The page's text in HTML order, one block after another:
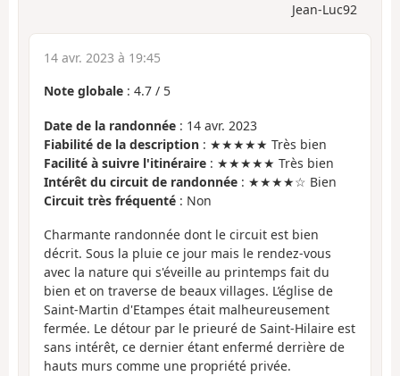
Jean-Luc92
14 avr. 2023 à 19:45
Note globale : 4.7 / 5
Date de la randonnée : 14 avr. 2023
Fiabilité de la description : ★★★★★ Très bien
Facilité à suivre l'itinéraire : ★★★★★ Très bien
Intérêt du circuit de randonnée : ★★★★☆ Bien
Circuit très fréquenté : Non
Charmante randonnée dont le circuit est bien
décrit. Sous la pluie ce jour mais le rendez-vous
avec la nature qui s'éveille au printemps fait du
bien et on traverse de beaux villages. L’église de
Saint-Martin d'Etampes était malheureusement
fermée. Le détour par le prieuré de Saint-Hilaire est
sans intérêt, ce dernier étant enfermé derrière de
hauts murs comme une propriété privée.